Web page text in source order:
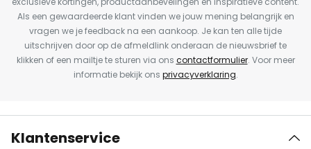
Als een gewaardeerde klant vinden we jouw mening belangrijk en
vragen we je feedback na een aankoop. Je kan ten alle tijde
uitschrijven door op de afmeldlink onderaan de nieuwsbrief te
klikken of een mailtje te sturen via ons contactformulier. Voor meer
informatie bekijk ons privacyverklaring.
Klantenservice